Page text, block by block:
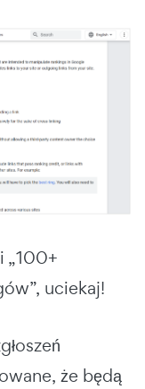
„100+
uciekaj!
że będą